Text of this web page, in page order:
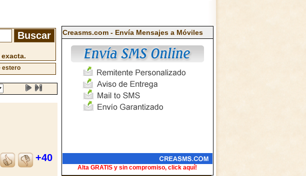
estero
+40
Creasms.com - Envía Mensajes a Móviles
Alta GRATIS y sin compromiso, click aquí!